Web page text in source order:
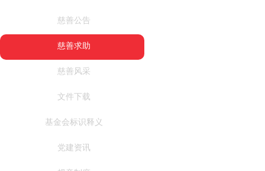
慈善公告
慈善求助
慈善风采
文件下载
基金会标识释义
党建资讯